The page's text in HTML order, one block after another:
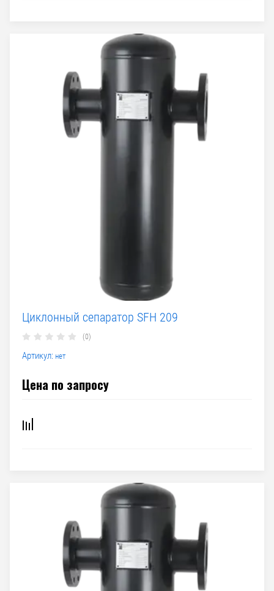
Циклонный сепаратор SFH 209
(0)
Артикул: нет
Цена по запросу